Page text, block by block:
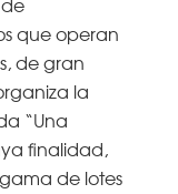
que operan
de gran
la
“Una
finalidad,
de lotes